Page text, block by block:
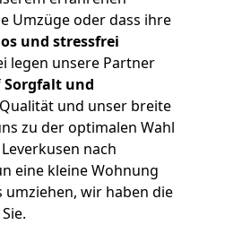
Umzüge oder dass ihre
und stressfrei
legen unsere Partner
Sorgfalt und
und unser breite
zu der optimalen Wahl
nach
eine kleine Wohnung
wir haben die